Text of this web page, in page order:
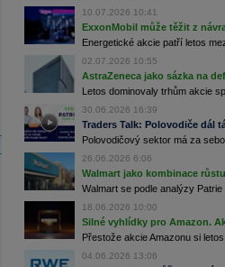
10.07.2026 10:41
ExxonMobil může těžit z
Energetické akcie patří letos
02.07.2026 10:55
AstraZeneca jako sázka na
Letos dominovaly trhům akcie
30.06.2026 16:39
Traders Talk: Polovodiče dál
Polovodičový sektor má za
26.06.2026 6:06
Walmart jako kombinace
Walmart se podle analýzy
18.06.2026 10:00
Silné vyhlídky pro Amazon.
Přestože akcie Amazonu si
04.06.2026 13:06